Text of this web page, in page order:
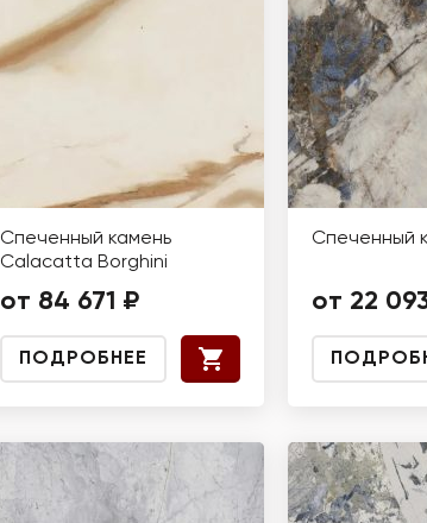
Спеченный камень
Calacatta Borghini
от 84 671 ₽
ПОДРОБНЕЕ
Спеченный
от 22